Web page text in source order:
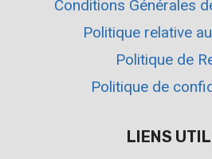
Conditions Générales
Politique relative
Politique de
Politique de
LIENS